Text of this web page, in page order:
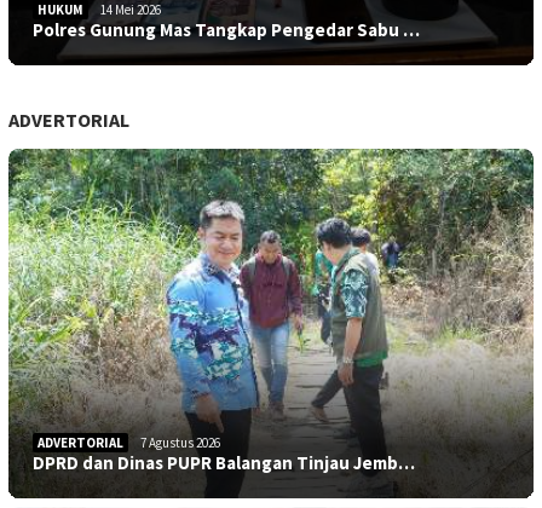
HUKUM 14 Mei 2026
Polres Gunung Mas Tangkap Pengedar Sabu …
ADVERTORIAL
ADVERTORIAL 7 Agustus 2026
DPRD dan Dinas PUPR Balangan Tinjau Jemb…